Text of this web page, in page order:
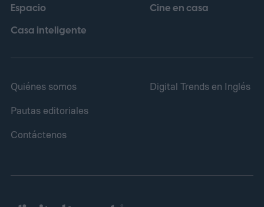
vigilancia y mirilla óptica tradicional, un
rasgo que ha caracterizado a esta línea de
Espacio
Casa inteligente
Cine en casa
Quiénes somos
Pautas editoriales
Contáctenos
Digital Trends en Inglés